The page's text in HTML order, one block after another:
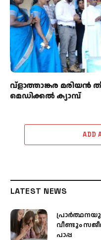
വ്ളാത്താങ്കര മരിയൻ
മെഡിക്കൽ ക്യാമ്പ്
ADD
LATEST NEWS
വീണ്ടും
പാപ്പ